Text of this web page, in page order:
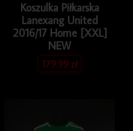
Koszulka Piłkarska
Lanexang United
2016/17 Home [XXL]
NEW
179.99zł